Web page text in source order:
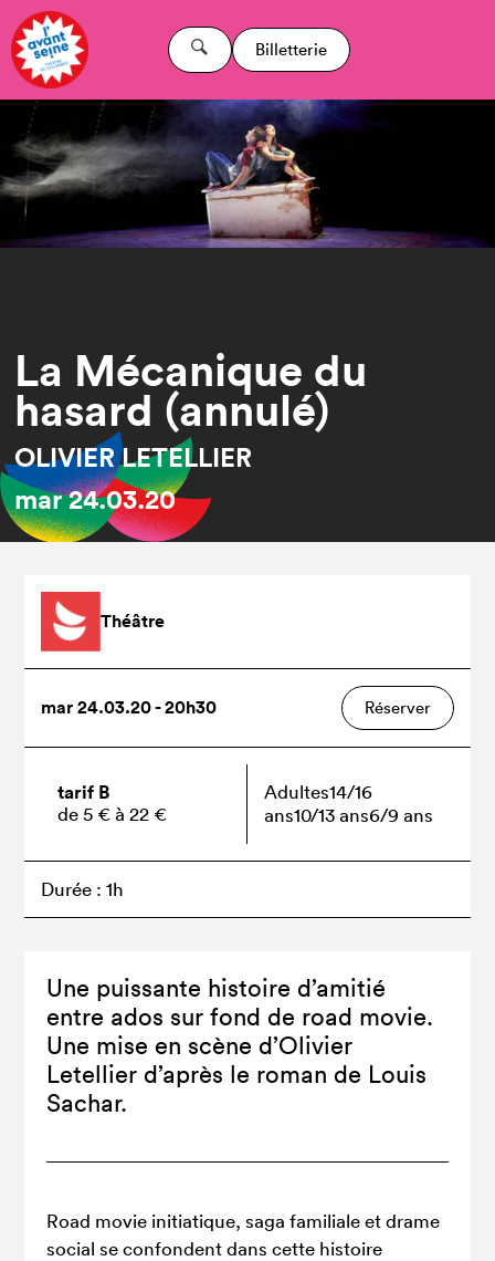
Billetterie
La Mécanique du
hasard (annulé)
OLIVIER LETELLIER
mar24.03.20
Une puissante histoire d’amitié
entre ados sur fond de road movie.
Une mise en scène d’Olivier
Letellier d’après le roman de Louis
Sachar.
Road movie initiatique, saga familiale et drame
social se confondent dans cette histoire
Théâtre
mar 24.03.20 - 20h30 Réserver
tarif B
de 5 € à 22 €
Adultes14/16
ans10/13 ans6/9 ans
Durée : 1h